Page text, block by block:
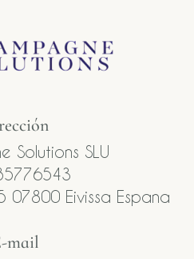
Solutions SLU
07800 Eivissa Espana
mail​